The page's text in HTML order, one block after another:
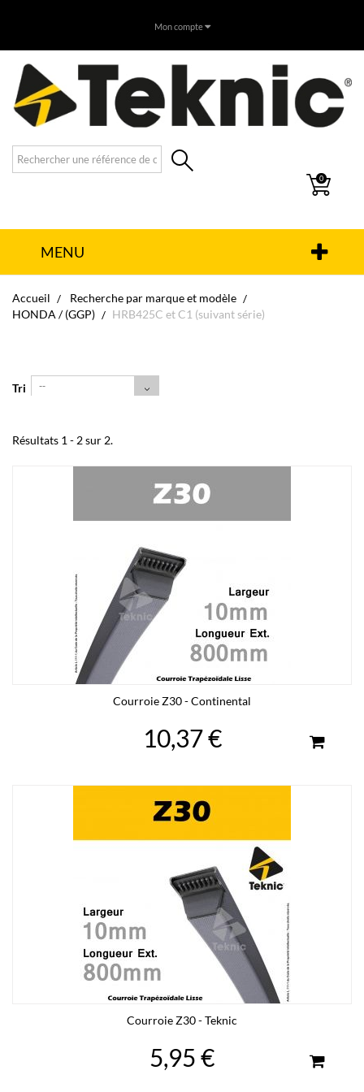
Mon compte
0
MENU
Accueil
Recherche par marque et modèle
HONDA / (GGP)
HRB425C et C1 (suivant série)
Tri --
Résultats 1 - 2 sur 2.
Courroie Z30 - Continental
10,37 €
Courroie Z30 - Teknic
5,95 €